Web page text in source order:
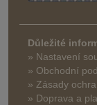
Důležité
» Nastavení
» Obchodní
» Zásady
» Doprava a